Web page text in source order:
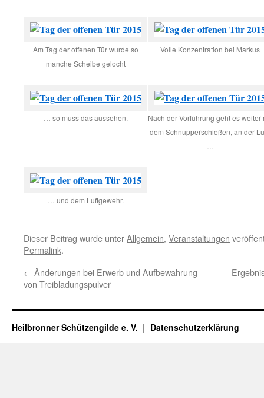
Am Tag der offenen Tür wurde so
manche Scheibe gelocht
Volle Konzentration bei Markus
… so muss das aussehen.
Nach der Vorführung geht es weiter
dem Schnupperschießen, an der
… und dem Luftgewehr.
Dieser Beitrag wurde unterAllgemein, Veranstaltungen
Permalink.
← Änderungen bei Erwerb und Aufbewahrung
von Treibladungspulver
Heilbronner Schützengilde e. V. Datenschutzerklärung